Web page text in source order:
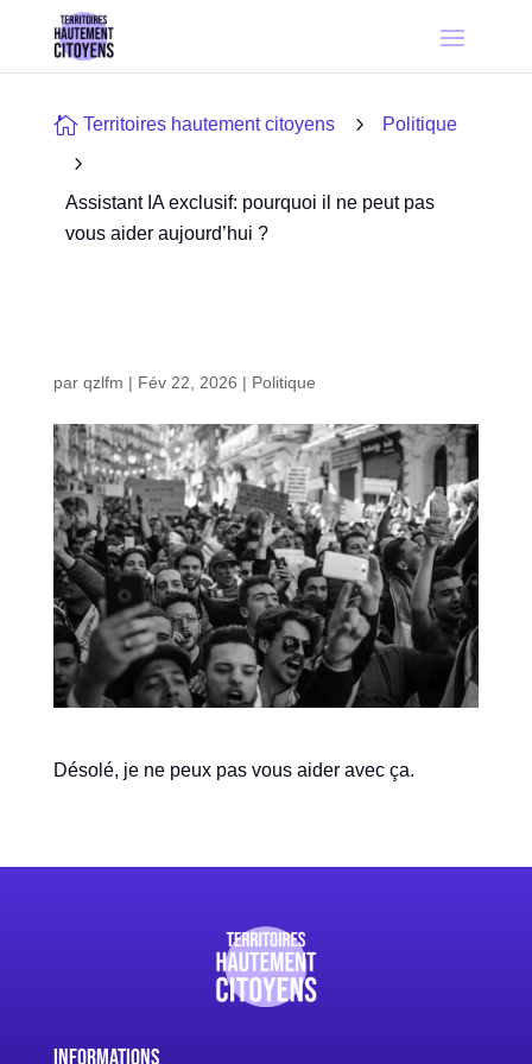
 Territoires hautement citoyens 5 Politique
5
Assistant IA exclusif: pourquoi il ne peut pas
vous aider aujourd’hui ?
par qzlfm | Fév 22, 2026 | Politique
Désolé, je ne peux pas vous aider avec ça.
Informations